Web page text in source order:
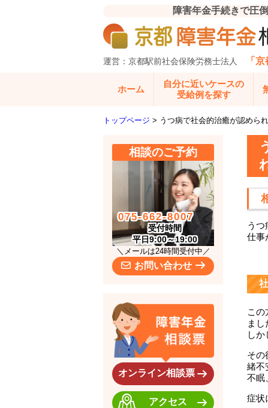
障害年金手続きで圧
運営：京都駅前社会保険労務士法人 「京
ホーム
自分に近いケースの
受給例を探す
トップページ > うつ病で社会的治癒が認めら
相談のご予約
075-662-8007
受付時間
平日9:00～19:00
＼メールは24時間受付中／
お問い合わせ
オンライン相談票
アクセス
うつ
仕事
こ
まし
し
その
緒不
不眠
症状